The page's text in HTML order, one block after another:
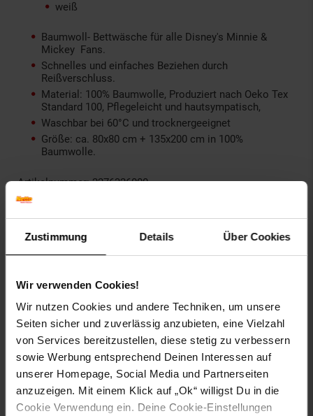
Zustimmung Details Über Cookies
Wir verwenden Cookies!
Wir nutzen Cookies und andere Techniken, um unsere
Seiten sicher und zuverlässig anzubieten, eine Vielzahl
von Services bereitzustellen, diese stetig zu verbessern
sowie Werbung entsprechend Deinen Interessen auf
unserer Homepage, Social Media und Partnerseiten
anzuzeigen. Mit einem Klick auf „Ok“ willigst Du in die
Cookie Verwendung ein. Deine Cookie-Einstellungen
weiß
Baumwoll- Bettwäsche für alle Disney's Minnie &
Mickey Fans.
Schnelles und einfaches Beziehen durch
Reißverschluss.
Material: 100% Baumwolle, Produziert nach Oeko Tex
Standard 100, Pflegeleicht und hautsympatisch,
Waschbar bei 60°C und trocknergeeignet
Größe: ca. 80x80 cm + 135x200 cm in 100%
Baumwolle.
Artikelnummer: 2276326000
EAN: 4006891956859
Bewertungen
Versandinformationen
Herstellerinformationen